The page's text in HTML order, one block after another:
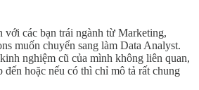
với các bạn trái ngành từ Marketing,
muốn chuyển sang làm Data Analyst.
nghiệm cũ của mình không liên quan,
đến hoặc nếu có thì chỉ mô tả rất chung